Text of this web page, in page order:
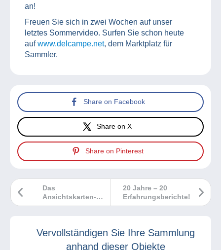
an!
Freuen Sie sich in zwei Wochen auf unser
letztes Sommervideo. Surfen Sie schon heute
aufwww.delcampe.net, dem Marktplatz für
Sammler.
Share on Facebook
Share on X
Share on Pinterest
20 Jahre – 20
Erfahrungsberichte!
Das
Ansichtskarten-
Marktbarometer
Vervollständigen Sie Ihre Sammlung
anhand dieser Objekte